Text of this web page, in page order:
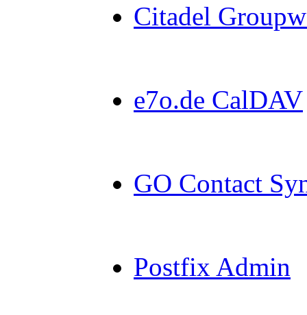
Citadel
e7o.de CalDAV
GO Contact
Postfix Admin